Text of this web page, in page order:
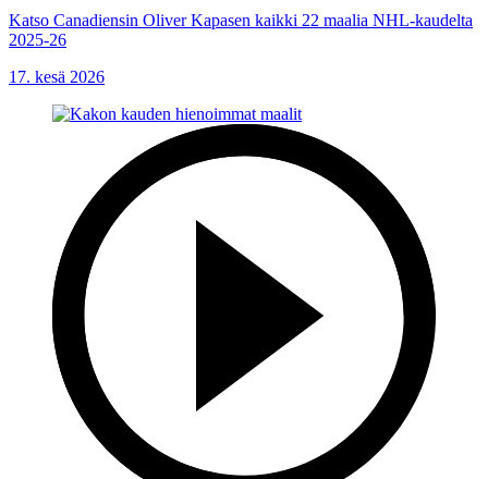
Katso Canadiensin Oliver Kapasen kaikki 22 maalia NHL-kaudelta
2025-26
17. kesä 2026